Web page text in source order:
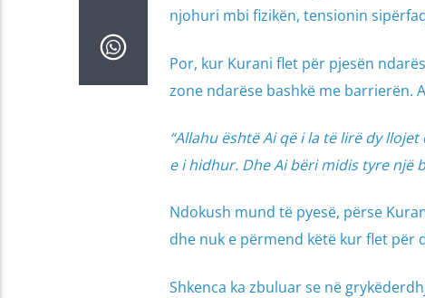
njohuri mbi fizikën, tensionin
Por, kur Kurani flet për pjesën
zone ndarëse bashkë me barrierën.
“Allahu është Ai që i la të lirë dy
e i hidhur. Dhe Ai bëri midis tyre një
Ndokush mund të pyesë, përse
dhe nuk e përmend këtë kur flet për
Shkenca ka zbuluar se në